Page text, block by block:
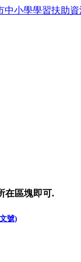
在區塊即可.
號)